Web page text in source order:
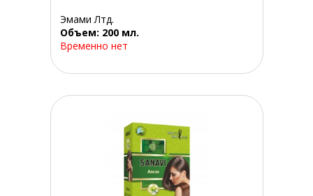
Эмами Лтд.
Объем: 200 мл.
Временно нет